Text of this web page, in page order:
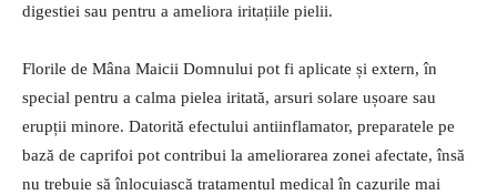
digestiei sau pentru a ameliora iritațiile pielii.
Florile de Mâna Maicii Domnului pot fi aplicate și extern, în
special pentru a calma pielea iritată, arsuri solare ușoare sau
erupții minore. Datorită efectului antiinflamator, preparatele pe
bază de caprifoi pot contribui la ameliorarea zonei afectate, însă
nu trebuie să înlocuiască tratamentul medical în cazurile mai